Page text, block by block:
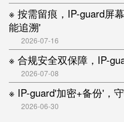
※ 按需留痕，IP-guard屏
能追溯'
2026-07-16
※ 合规安全双保障，IP-
2026-07-08
※ IP-guard'加密+备份'，
2026-06-30